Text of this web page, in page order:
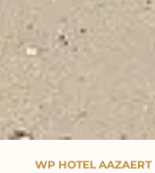
WP HOTEL AAZAERT